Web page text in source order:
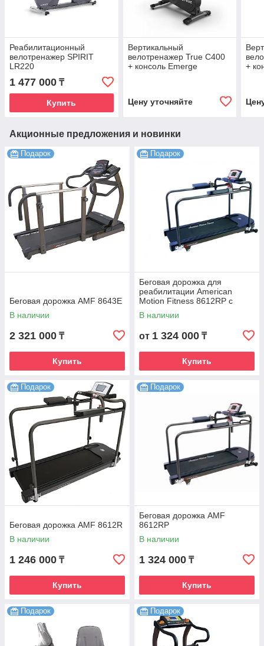
Реабилитационный
велотренажер SPIRIT
LR220
1 477 000 ₸
Купить
Вертикальный
велотренажер True C400
+ консоль Emerge
Цену уточняйте
+
Акционные предложения и новинки
Подарок
Беговая дорожка AMF 8643Е
В наличии
2 321 000 ₸
Купить
Подарок
Беговая дорожка для
реабилитации American
Motion Fitness 8612RP с
реверсом
В наличии
от 1 324 000 ₸
Купить
Подарок
Беговая дорожка AMF 8612R
В наличии
1 246 000 ₸
Купить
Подарок
Беговая дорожка AMF
8612RP
В наличии
1 324 000 ₸
Купить
Подарок Подарок